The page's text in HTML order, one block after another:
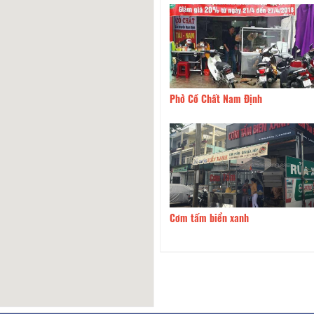
190m
220m
Nhất Nướng BBQ
Bánh Xèo Cô Bình